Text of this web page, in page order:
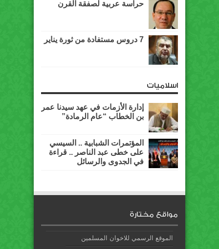
حراسة عربية لصفقة القرن
7 دروس مستفادة من ثورة يناير
اسلاميات
إدارة الأزمات في عهد سيدنا عمر
بن الخطاب “عام الرمادة”
المؤتمرات الشبابية .. السيسي
على خطى عبد الناصر .. قراءة
في الجدوى والرسائل
مواقع مختارة
الموقع الرسمي للاخوان المسلمين